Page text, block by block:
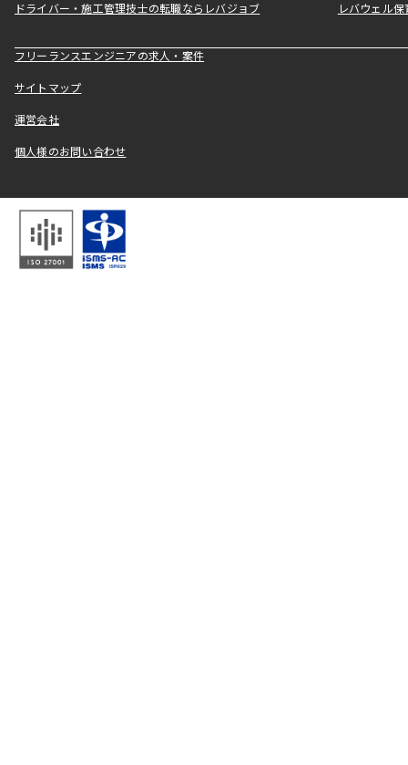
ドライバー・施工管理技士の転職ならレバジョブ レバウェル
フリーランスエンジニアの求人・案件
サイトマップ
運営会社
個人様のお問い合わせ